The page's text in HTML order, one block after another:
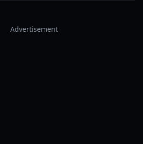
Advertisement